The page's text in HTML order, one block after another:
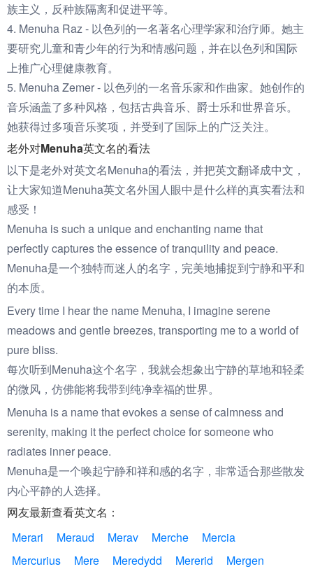
族主义，反种族隔离和促进平等。
4. Menuha Raz - 以色列的一名著名心理学家和治疗师。她主
要研究儿童和青少年的行为和情感问题，并在以色列和国际
上推广心理健康教育。
5. Menuha Zemer - 以色列的一名音乐家和作曲家。她创作的
音乐涵盖了多种风格，包括古典音乐、爵士乐和世界音乐。
她获得过多项音乐奖项，并受到了国际上的广泛关注。
老外对Menuha英文名的看法
以下是老外对英文名Menuha的看法，并把英文翻译成中文，
让大家知道Menuha英文名外国人眼中是什么样的真实看法和
感受！
Menuha is such a unique and enchanting name that
perfectly captures the essence of tranquility and peace.
Menuha是一个独特而迷人的名字，完美地捕捉到宁静和平和
的本质。
Every time I hear the name Menuha, I imagine serene
meadows and gentle breezes, transporting me to a world of
pure bliss.
每次听到Menuha这个名字，我就会想象出宁静的草地和轻柔
的微风，仿佛能将我带到纯净幸福的世界。
Menuha is a name that evokes a sense of calmness and
serenity, making it the perfect choice for someone who
radiates inner peace.
Menuha是一个唤起宁静和祥和感的名字，非常适合那些散发
内心平静的人选择。
网友最新查看英文名：
Merari
Meraud Merav Merche
Mercia
Mercurius
Mere Meredydd Mererid
Mergen